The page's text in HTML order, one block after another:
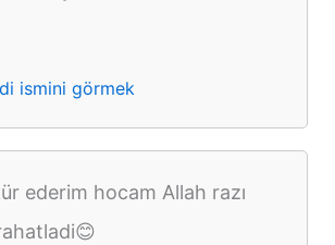
ismini görmek
ederim hocam Allah razı